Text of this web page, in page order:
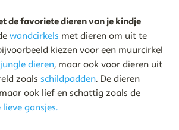
de favoriete dieren van je kindje
wandcirkels met dieren om uit te
kiezen voor een muurcirkel
jungle dieren, maar ook voor dieren uit
zoals schildpadden. De dieren
ook lief en schattig zoals de
lieve gansjes.